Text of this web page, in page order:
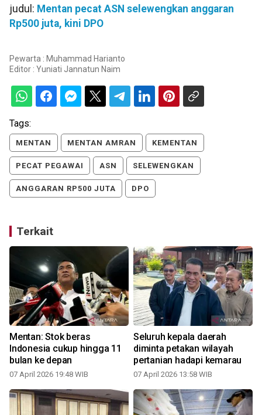
judul: Mentan pecat ASN selewengkan anggaran
Rp500 juta, kini DPO
Pewarta : Muhammad Harianto
Editor : Yuniati Jannatun Naim
Tags:
MENTAN MENTAN AMRAN KEMENTAN
PECAT PEGAWAI ASN SELEWENGKAN
ANGGARAN RP500 JUTA DPO
Terkait
Mentan: Stok beras
Indonesia cukup hingga 11
bulan ke depan
07 April 2026 19:48 WIB
Seluruh kepala daerah
diminta petakan wilayah
pertanian hadapi kemarau
07 April 2026 13:58 WIB